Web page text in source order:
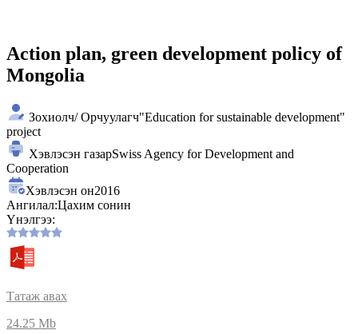
Action plan, green development policy of
Mongolia
Зохиолч/ Орчуулагч"Education for sustainable development"
project
Хэвлэсэн газарSwiss Agency for Development and
Cooperation
Хэвлэсэн он2016
Ангилал:Цахим сонин
Үнэлгээ:
Татаж авах
24.25 Mb